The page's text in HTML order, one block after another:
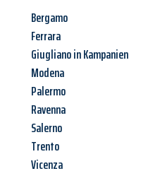
Bergamo
Ferrara
Giugliano in Kampanien
Modena
Palermo
Ravenna
Salerno
Trento
Vicenza